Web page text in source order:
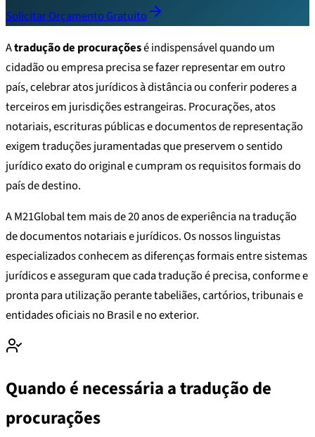
Solicitar Orçamento Gratuito
Atradução de procuraçõesé indispensável quando um
cidadão ou empresa precisa se fazer representar em outro
país, celebrar atos jurídicos à distância ou conferir poderes a
terceiros em jurisdições estrangeiras. Procurações, atos
notariais, escrituras públicas e documentos de representação
exigem traduções juramentadas que preservem o sentido
jurídico exato do original e cumpram os requisitos formais do
país de destino.
A M21Global tem mais de 20 anos de experiência na tradução
de documentos notariais e jurídicos. Os nossos linguistas
especializados conhecem as diferenças formais entre sistemas
jurídicos e asseguram que cada tradução é precisa, conforme e
pronta para utilização perante tabeliães, cartórios, tribunais e
entidades oficiais no Brasil e no exterior.
Quando é necessária a tradução de
procurações